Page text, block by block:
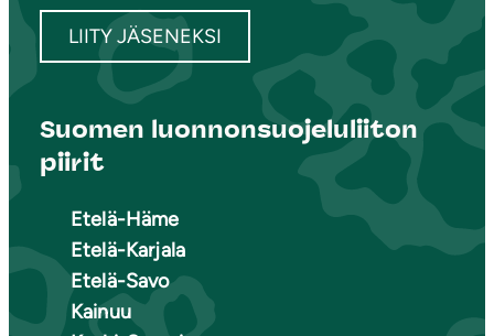
LIITY JÄSENEKSI
Suomen luonnonsuojeluliiton
piirit
Etelä-Häme
Etelä-Karjala
Etelä-Savo
Kainuu